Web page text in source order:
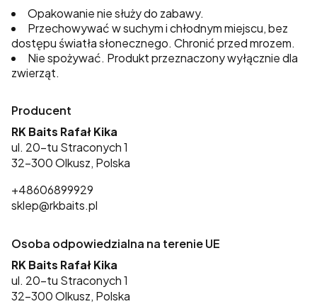
Opakowanie nie służy do zabawy.
Przechowywać w suchym i chłodnym miejscu, bez
dostępu światła słonecznego. Chronić przed mrozem.
Nie spożywać. Produkt przeznaczony wyłącznie dla
zwierząt.
Producent
RK Baits Rafał Kika
ul. 20-tu Straconych 1
32-300 Olkusz, Polska
+48606899929
sklep@rkbaits.pl
Osoba odpowiedzialna na terenie UE
RK Baits Rafał Kika
ul. 20-tu Straconych 1
32-300 Olkusz, Polska